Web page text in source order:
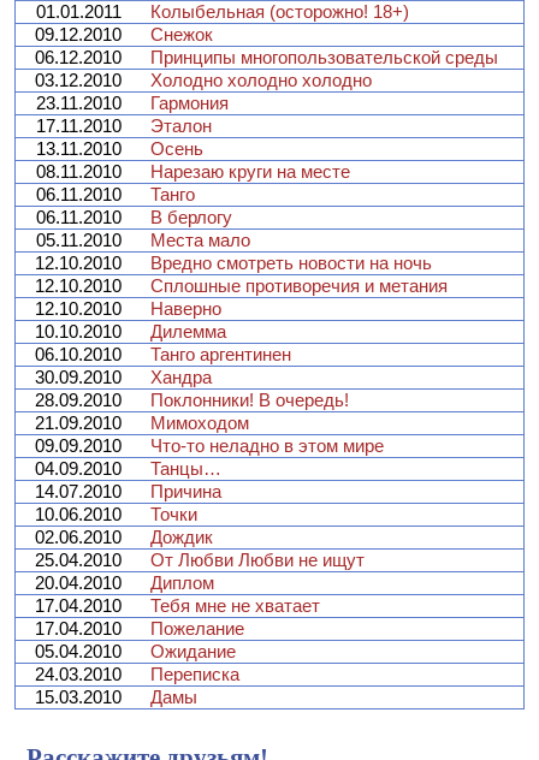
01.01.2011
Колыбельная (осторожно! 18+)
09.12.2010
Снежок
06.12.2010
Принципы многопользовательской среды
03.12.2010
Холодно холодно холодно
23.11.2010
Гармония
17.11.2010
Эталон
13.11.2010
Осень
08.11.2010
Нарезаю круги на месте
06.11.2010
Танго
06.11.2010
В берлогу
05.11.2010
Места мало
12.10.2010
Вредно смотреть новости на ночь
12.10.2010
Сплошные противоречия и метания
12.10.2010
Наверно
10.10.2010
Дилемма
06.10.2010
Танго аргентинен
30.09.2010
Хандра
28.09.2010
Поклонники! В очередь!
21.09.2010
Мимоходом
09.09.2010
Что-то неладно в этом мире
04.09.2010
Танцы…
14.07.2010
Причина
10.06.2010
Точки
02.06.2010
Дождик
25.04.2010
От Любви Любви не ищут
20.04.2010
Диплом
17.04.2010
Тебя мне не хватает
17.04.2010
Пожелание
05.04.2010
Ожидание
24.03.2010
Переписка
15.03.2010
Дамы